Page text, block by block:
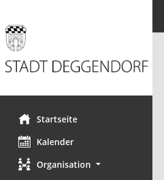
Startseite
Kalender
Organisation